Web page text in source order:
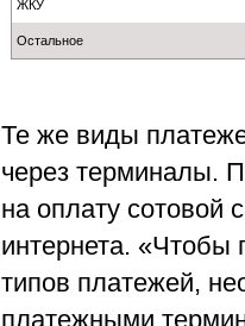
ЖКУ
Остальное
Те же виды
через терминалы.
на оплату сотовой
интернета. «Чтобы
типов платежей,
платежными